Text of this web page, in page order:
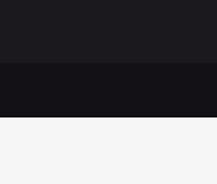
введения спецсчетов